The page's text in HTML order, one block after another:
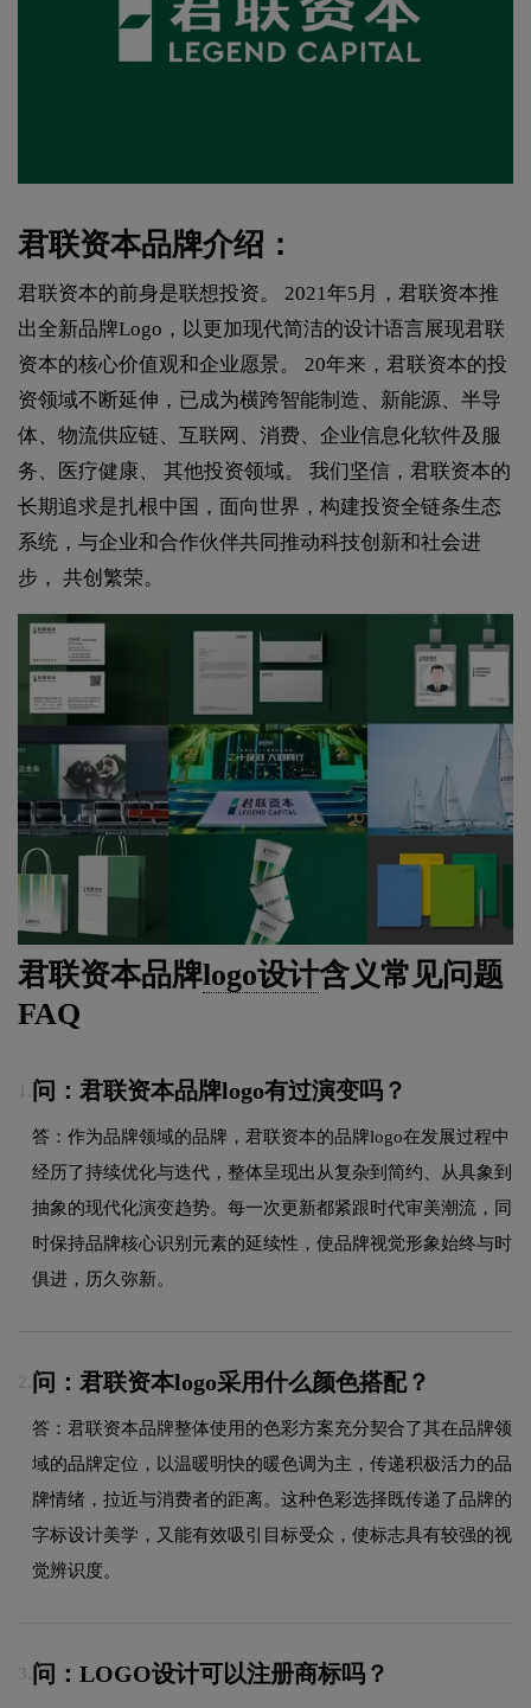
君联资本品牌介绍：
君联资本的前身是联想投资。 2021年5月，君联资本推
出全新品牌Logo，以更加现代简洁的设计语言展现君联
资本的核心价值观和企业愿景。 20年来，君联资本的投
资领域不断延伸，已成为横跨智能制造、新能源、半导
体、物流供应链、互联网、消费、企业信息化软件及服
务、医疗健康、 其他投资领域。 我们坚信，君联资本的
长期追求是扎根中国，面向世界，构建投资全链条生态
系统，与企业和合作伙伴共同推动科技创新和社会进
步， 共创繁荣。
君联资本品牌logo设计含义常见问题
FAQ
问：君联资本品牌logo有过演变吗？
答：作为品牌领域的品牌，君联资本的品牌logo在发展过程中
经历了持续优化与迭代，整体呈现出从复杂到简约、从具象到
抽象的现代化演变趋势。每一次更新都紧跟时代审美潮流，同
时保持品牌核心识别元素的延续性，使品牌视觉形象始终与时
俱进，历久弥新。
2. 问：君联资本logo采用什么颜色搭配？
答：君联资本品牌整体使用的色彩方案充分契合了其在品牌领
域的品牌定位，以温暖明快的暖色调为主，传递积极活力的品
牌情绪，拉近与消费者的距离。这种色彩选择既传递了品牌的
字标设计美学，又能有效吸引目标受众，使标志具有较强的视
觉辨识度。
3. 问：LOGO设计可以注册商标吗？